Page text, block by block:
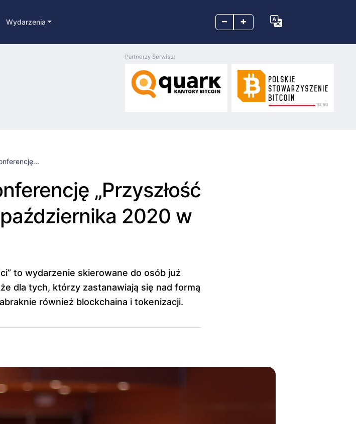
– +
Wydarzenia
Partnerzy Serwisu:
„Przyszłość
2020 w
to wydarzenie skierowane do osób już
dla tych, którzy zastanawiają się nad formą
również blockchaina i tokenizacji.